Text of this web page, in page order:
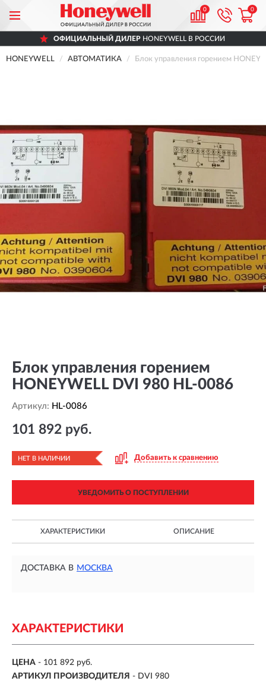
0 0
ОФИЦИАЛЬНЫЙ ДИЛЕР HONEYWELL В РОССИИ
HONEYWELL АВТОМАТИКА Блок управления горением
Блок управления горением
HONEYWELL DVI 980 HL-0086
Артикул: HL-0086
101 892 руб.
НЕТ В НАЛИЧИИ Добавить к сравнению
УВЕДОМИТЬ О ПОСТУПЛЕНИИ
ХАРАКТЕРИСТИКИ ОПИСАНИЕ
ДОСТАВКА В МОСКВА
ХАРАКТЕРИСТИКИ
ЦЕНА - 101 892 руб.
АРТИКУЛ ПРОИЗВОДИТЕЛЯ - DVI 980